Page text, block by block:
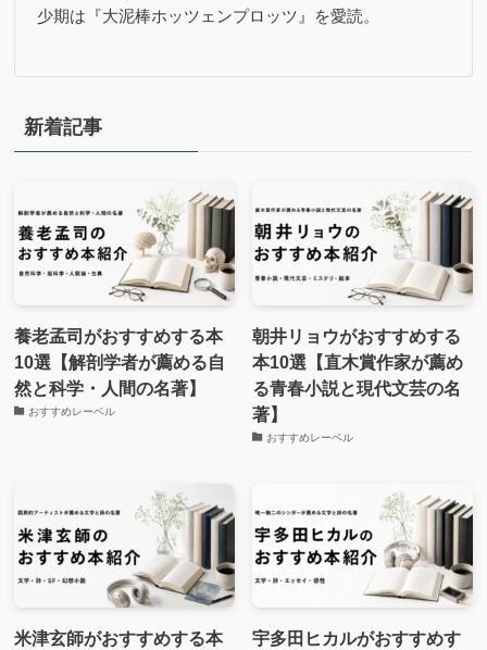
少期は『大泥棒ホッツェンプロッツ』を愛読。
新着記事
養老孟司がおすすめする本
10選【解剖学者が薦める自
然と科学・人間の名著】
おすすめレーベル
朝井リョウがおすすめする
本10選【直木賞作家が薦め
る青春小説と現代文芸の名
著】
おすすめレーベル
米津玄師がおすすめする本
宇多田ヒカルがおすすめす